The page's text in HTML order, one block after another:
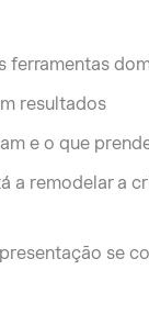
ferramentas
resultados
e o que
a remodelar a
se